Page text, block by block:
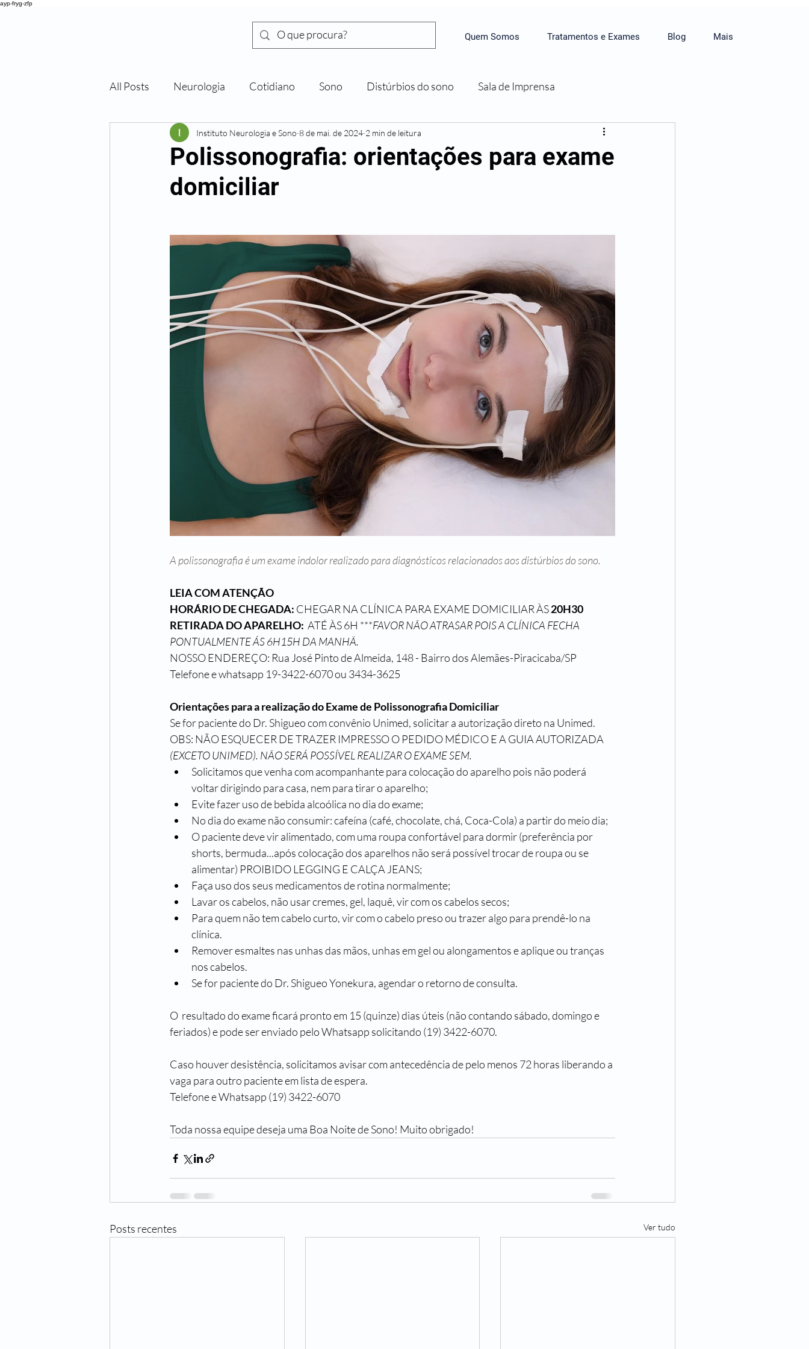
ayp-fryg-zfp
DR. SHIGUEO ONEKURA
Quem Somos Tratamentos e Exames Blog Mais
All Posts Neurologia Cotidiano Sono Distúrbios do sono Sala de Imprensa
Polissonografia: orientações para exame
domiciliar
Instituto Neurologia e Sono 8 de mai. de 2024 2 min de leitura
A polissonografia é um exame indolor realizado para diagnósticos relacionados aos distúrbios do sono.
LEIA COM ATENÇÃO
HORÁRIO DE CHEGADA: CHEGAR NA CLÍNICA PARA EXAME DOMICILIAR ÀS 20H30
RETIRADA DO APARELHO: ATÉ ÀS 6H ***FAVOR NÃO ATRASAR POIS A CLÍNICA FECHA
PONTUALMENTE ÁS 6H15H DA MANHÃ.
NOSSO ENDEREÇO: Rua José Pinto de Almeida, 148 - Bairro dos Alemães-Piracicaba/SP
Telefone e whatsapp 19-3422-6070 ou 3434-3625
Orientações para a realização do Exame de Polissonografia Domiciliar
Se for paciente do Dr. Shigueo com convênio Unimed, solicitar a autorização direto na Unimed.
OBS: NÃO ESQUECER DE TRAZER IMPRESSO O PEDIDO MÉDICO E A GUIA AUTORIZADA
(EXCETO UNIMED). NÃO SERÁ POSSÍVEL REALIZAR O EXAME SEM.
Solicitamos que venha com acompanhante para colocação do aparelho pois não poderá
voltar dirigindo para casa, nem para tirar o aparelho;
Evite fazer uso de bebida alcoólica no dia do exame;
No dia do exame não consumir: cafeína (café, chocolate, chá, Coca-Cola) a partir do meio dia;
O paciente deve vir alimentado, com uma roupa confortável para dormir (preferência por
shorts, bermuda...após colocação dos aparelhos não será possível trocar de roupa ou se
alimentar) PROIBIDO LEGGING E CALÇA JEANS;
Faça uso dos seus medicamentos de rotina normalmente;
Lavar os cabelos, não usar cremes, gel, laquê, vir com os cabelos secos;
Para quem não tem cabelo curto, vir com o cabelo preso ou trazer algo para prendê-lo na
clínica.
Remover esmaltes nas unhas das mãos, unhas em gel ou alongamentos e aplique ou tranças
nos cabelos.
Se for paciente do Dr. Shigueo Yonekura, agendar o retorno de consulta.
O  resultado do exame ficará pronto em 15 (quinze) dias úteis (não contando sábado, domingo e
feriados) e pode ser enviado pelo Whatsapp solicitando (19) 3422-6070.
Caso houver desistência, solicitamos avisar com antecedência de pelo menos 72 horas liberando a
vaga para outro paciente em lista de espera.
Telefone e Whatsapp (19) 3422-6070
Toda nossa equipe deseja uma Boa Noite de Sono! Muito obrigado!
Posts recentes Ver tudo